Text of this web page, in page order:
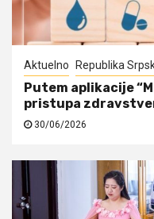
Aktuelno Republika
Putem aplikacije
pristupa
30/06/2026